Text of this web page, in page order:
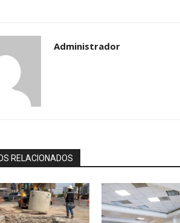
Administrador
RELACIONADOS